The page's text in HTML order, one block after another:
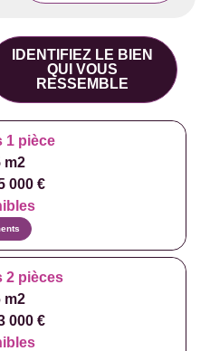
IDENTIFIEZ LE BIEN
QUI VOUS
RESSEMBLE
1 pièce
m2
000 €
2 pièces
m2
000 €